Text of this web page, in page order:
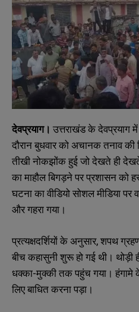
देवप्रयाग। उत्तराखंड के देवप्रयाग
दौरान बुधवार को अचानक तनाव की
तीखी नोकझोंक हुई जो देखते ही
का माहौल बिगड़ने पर प्रशासन को
घटना का वीडियो सोशल मीडिया पर
और गहरा गया।
प्रत्यक्षदर्शियों के अनुसार, शपथ
बीच कहासुनी शुरू हो गई थी। थोड़ी
धक्का-मुक्की तक पहुंच गया।
लिए बाधित करना पड़ा।